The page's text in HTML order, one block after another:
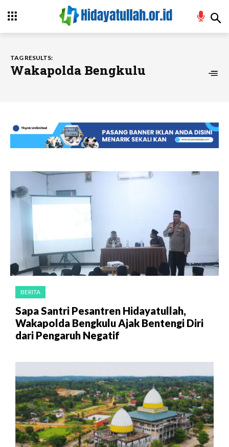
TAG RESULTS:
Wakapolda Bengkulu
BERITA
Sapa Santri Pesantren Hidayatullah,
Wakapolda Bengkulu Ajak Bentengi Diri
dari Pengaruh Negatif